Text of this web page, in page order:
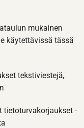
mukainen
käytettävissä tässä
tekstiviestejä,
-